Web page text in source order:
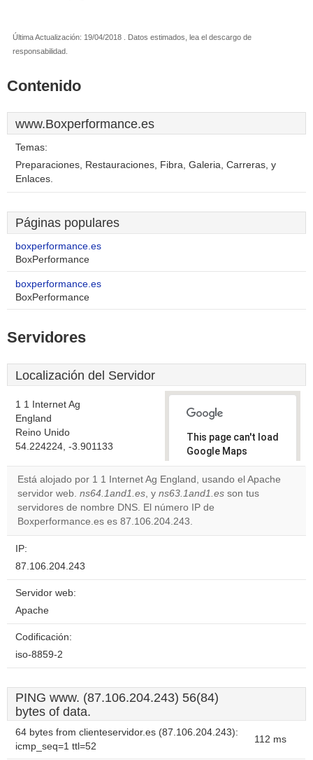
Última Actualización: 19/04/2018 . Datos estimados, lea el descargo de
responsabilidad.
Contenido
www.Boxperformance.es
Temas:
Preparaciones, Restauraciones, Fibra, Galeria, Carreras, y
Enlaces.
Páginas populares
boxperformance.es
BoxPerformance
boxperformance.es
BoxPerformance
Servidores
Localización del Servidor
1 1 Internet Ag
England
Reino Unido
54.224224, -3.901133
This page can't load
Google Maps
correctly.
Do you
own this
Está alojado por 1 1 Internet Ag England, usando el Apache
servidor web. ns64.1and1.es, y ns63.1and1.es son tus
servidores de nombre DNS. El número IP de
Boxperformance.es es 87.106.204.243.
IP:
87.106.204.243
Servidor web:
Apache
Codificación:
iso-8859-2
PING www. (87.106.204.243) 56(84)
bytes of data.
64 bytes from clienteservidor.es (87.106.204.243):
icmp_seq=1 ttl=52
112 ms